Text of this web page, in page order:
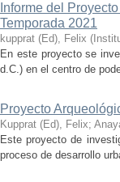
Informe del
Temporada 2021
kupprat (Ed), Felix (
En este proyecto se
d.C.) en el centro de
Proyecto
Kupprat (Ed), Felix;
Este proyecto de
proceso de desarrollo